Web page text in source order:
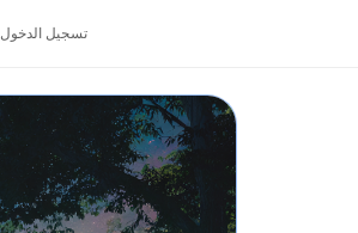
تسجيل الدخول